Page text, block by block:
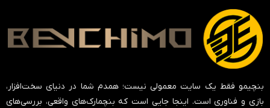
بنچیمو فقط یک سایت معمولی نیست؛ همدم شما در دنیای سخت‌افزار،
بازی و فناوری است. اینجا جایی است که بنچمارک‌های واقعی، بررسی‌های